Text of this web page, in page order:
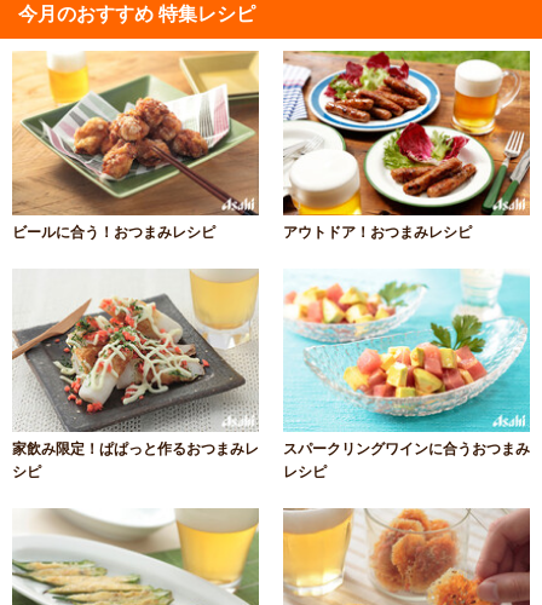
今月のおすすめ 特集レシピ
ビールに合う！おつまみレシピ アウトドア！おつまみレシピ
家飲み限定！ぱぱっと作るおつまみレ
シピ
スパークリングワインに合うおつまみ
レシピ